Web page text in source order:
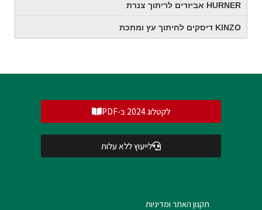
HURNER אביזרים לריתוך צנרת
KINZO דיסקים לחיתוך עץ ומתכת
לקטלוג 2024 ב-PDF
לייעוץ ללא עלות
תקנון האתר ומדיניות